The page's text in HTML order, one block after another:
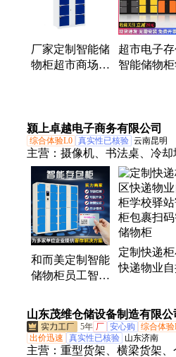
柜、多层抽屉柜、防静电零
挂手机存放柜、单双人铁架子
厂家定制智能储
物柜超市商场共
超市电子
智能储物
颍上卓越电子商务有限公司
综合体验L0 真实性已核验 云南昆明
主营： 摄像机、书法桌、冷
摄像头、取单机、切割机、
台、取件柜、扩香机、打码
件柜、学习桌、洗衣柜、纸
通风柜、置物架、电脑桌、液
和而美定制智能
储物柜员工智能
柜电子联网管理
柜
定制快递
快递物业
物柜
山东茂维仓储设备制造有限公
5年 厂 安心购 综合体验
出价迅速
真实性已核验 山东济南
主营： 重型货架、横梁货架